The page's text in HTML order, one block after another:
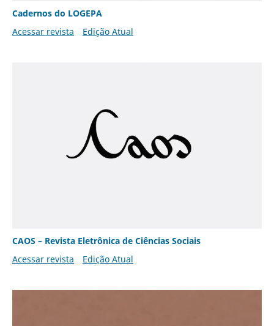
Cadernos do LOGEPA
Acessar revista
Edição Atual
CAOS – Revista Eletrônica de Ciências Sociais
Acessar revista
Edição Atual